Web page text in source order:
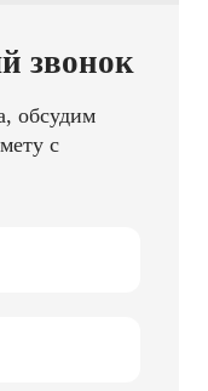
звонок
обсудим
с